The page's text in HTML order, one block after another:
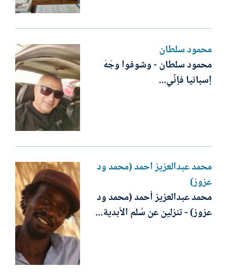
محمود سلطان
محمود سلطان - وشوفوا وجْهَ
إسبانيا فإنِّي...
محمد عبدالعزيز أحمد (محمد ود
عزوز)
محمد عبدالعزيز أحمد (محمد ود
عزوز) - تنزلين عن سُلم الأبدية...